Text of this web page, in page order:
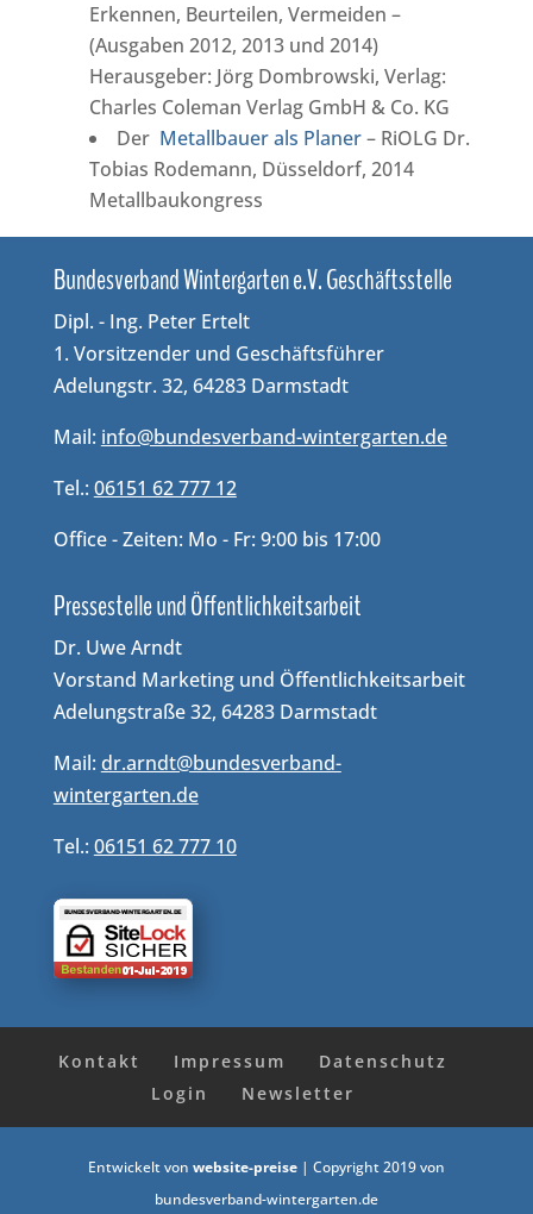
Erkennen, Beurteilen, Vermeiden –
(Ausgaben 2012, 2013 und 2014)
Herausgeber: Jörg Dombrowski, Verlag:
Charles Coleman Verlag GmbH & Co. KG
Der Metallbauer als Planer– RiOLG Dr.
Tobias Rodemann, Düsseldorf, 2014
Metallbaukongress
Bun­des­ver­band Win­ter­gar­ten e.V. Geschäftsstelle
Dipl. - Ing. Peter Ertelt
1. Vorsitzender und Geschäftsführer
Adelungstr. 32, 64283 Darmstadt
Mail: info@bundesverband-wintergarten.de
Tel.: 06151 62 777 12
Office - Zeiten: Mo - Fr: 9:00 bis 17:00
Pressestelle und Öffentlichkeitsarbeit
Dr. Uwe Arndt
Vorstand Marketing und Öffentlichkeitsarbeit
Adelungstraße 32, 64283 Darmstadt
Mail: dr.arndt@bundesverband-
wintergarten.de
Tel.: 06151 62 777 10
Kontakt Impressum
Datenschutz
Login
Newsletter
Entwickelt von website-preise| Copyright 2019 von
bundesverband-wintergarten.de